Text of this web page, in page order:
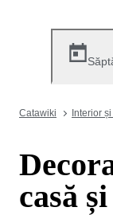
Catawiki Interior
casă